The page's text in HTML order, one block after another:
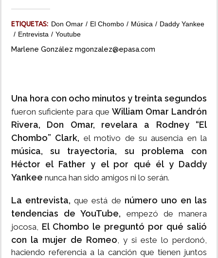
ETIQUETAS: Don Omar El Chombo Música
Daddy Yankee
Entrevista
Youtube
Marlene González mgonzalez@epasa.com
Una hora con ocho minutos y treinta segundos
fueron suficiente para que William Omar Landrón
Rivera, Don Omar, revelara a Rodney “El
Chombo” Clark, el motivo de su ausencia en la
música, su trayectoria, su problema con
Héctor el Father y el por qué él y Daddy
Yankee nunca han sido amigos ni lo serán.
La entrevista, que está de número uno en las
tendencias de YouTube, empezó de manera
jocosa, El Chombo le preguntó por qué salió
con la mujer de Romeo, y si este lo perdonó,
haciendo referencia a la canción que tienen juntos